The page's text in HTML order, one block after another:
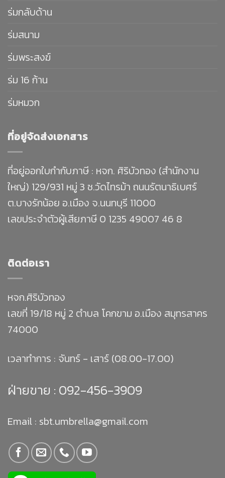
ร่มกลับด้าน
ร่มสนาม
ร่มพระสงฆ์
ร่ม 16 ก้าน
ร่มหมวก
ที่อยู่จัดส่งเอกสาร
ที่อยู่ออกใบกำกับภาษี : หจก. ศิริบัวทอง (สำนักงาน
ใหญ่) 129/931 หมู่ 3 ซ.วัดไทรม้า ถนนรัตนาธิเบศร์
ต.บางรักน้อย อ.เมือง จ.นนทบุรี 11000
เลขประจำตัวผู้เสียภาษี 0 1235 49007 46 8
ติดต่อเรา
หจก.ศิริบัวทอง
เลขที่ 19/18 หมู่ 2 ตำบล โคกขาม อ.เมือง สมุทรสาคร
74000
เวลาทำการ : จันทร์ - เสาร์ (08.00-17.00)
ฝ่ายขาย : 092-456-3909
Email : sbt.umbrella@gmail.com